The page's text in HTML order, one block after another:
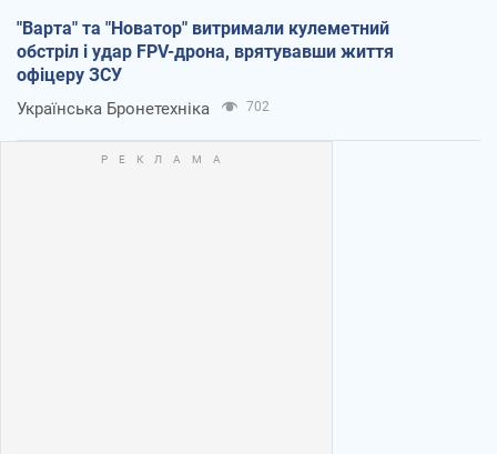
"Варта" та "Новатор" витримали кулеметний
обстріл і удар FPV-дрона, врятувавши життя
офіцеру ЗСУ
Українська Бронетехніка 702